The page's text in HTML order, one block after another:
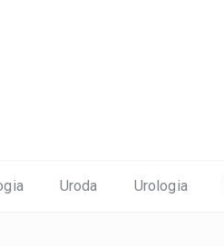
Uroda Urologia